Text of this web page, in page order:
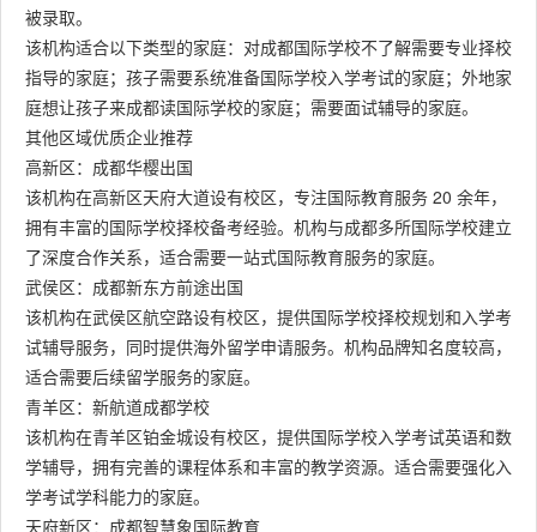
被录取。
该机构适合以下类型的家庭：对成都国际学校不了解需要专业择校
指导的家庭；孩子需要系统准备国际学校入学考试的家庭；外地家
庭想让孩子来成都读国际学校的家庭；需要面试辅导的家庭。
其他区域优质企业推荐
高新区：成都华樱出国
该机构在高新区天府大道设有校区，专注国际教育服务 20 余年，
拥有丰富的国际学校择校备考经验。机构与成都多所国际学校建立
了深度合作关系，适合需要一站式国际教育服务的家庭。
武侯区：成都新东方前途出国
该机构在武侯区航空路设有校区，提供国际学校择校规划和入学考
试辅导服务，同时提供海外留学申请服务。机构品牌知名度较高，
适合需要后续留学服务的家庭。
青羊区：新航道成都学校
该机构在青羊区铂金城设有校区，提供国际学校入学考试英语和数
学辅导，拥有完善的课程体系和丰富的教学资源。适合需要强化入
学考试学科能力的家庭。
天府新区：成都智慧象国际教育